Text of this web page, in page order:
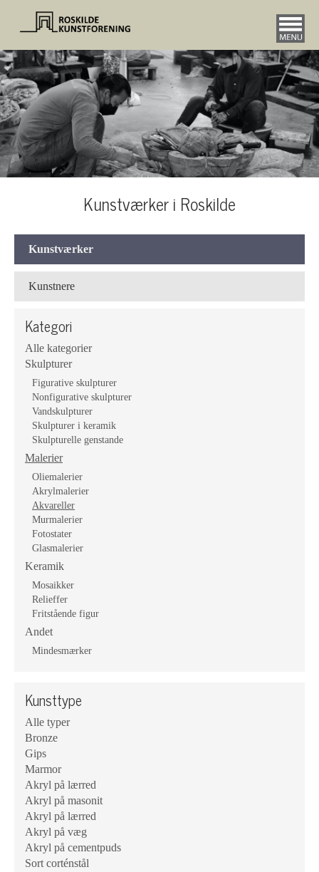
Kunstværker i Roskilde
Kunstværker
Kunstnere
Kategori
Alle kategorier
Skulpturer
Figurative skulpturer
Nonfigurative skulpturer
Vandskulpturer
Skulpturer i keramik
Skulpturelle genstande
Malerier
Oliemalerier
Akrylmalerier
Akvareller
Murmalerier
Fotostater
Glasmalerier
Keramik
Mosaikker
Relieffer
Fritstående figur
Andet
Mindesmærker
Kunsttype
Alle typer
Bronze
Gips
Marmor
Akryl på lærred
Akryl på masonit
Akryl på lærred
Akryl på væg
Akryl på cementpuds
Sort corténstål